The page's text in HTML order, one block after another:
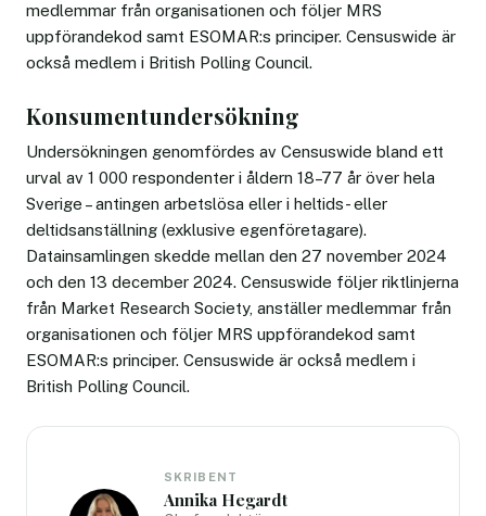
medlemmar från organisationen och följer MRS
uppförandekod samt ESOMAR:s principer. Censuswide är
också medlem i British Polling Council.
Konsumentundersökning
Undersökningen genomfördes av Censuswide bland ett
urval av 1 000 respondenter i åldern 18–77 år över hela
Sverige – antingen arbetslösa eller i heltids- eller
deltidsanställning (exklusive egenföretagare).
Datainsamlingen skedde mellan den 27 november 2024
och den 13 december 2024. Censuswide följer riktlinjerna
från Market Research Society, anställer medlemmar från
organisationen och följer MRS uppförandekod samt
ESOMAR:s principer. Censuswide är också medlem i
British Polling Council.
SKRIBENT
Annika Hegardt